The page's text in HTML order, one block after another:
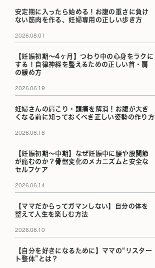
安定期に入ったら始める！お腹の重さに負け
ない筋肉を作る、妊婦専用の正しい歩き方
2026.08.01
【妊娠初期〜4ヶ月】つわり中の心身をラクに
する！自律神経を整えるための正しい首・肩
の緩め方
2026.06.19
妊婦さんの肩こり・頭痛を解消！お腹が大き
くなる前に知っておくべき正しい姿勢の作り方
2026.06.18
【妊娠初期〜中期】なぜ妊娠中に腰や股関節
が痛むのか？骨盤変化のメカニズムと安全な
セルフケア
2026.06.14
【ママだからってガマンしない】自分の体を
整えて人生を楽しむ方法
2026.06.10
【自分を好きになるために】ママの“リスター
ト整体”とは？